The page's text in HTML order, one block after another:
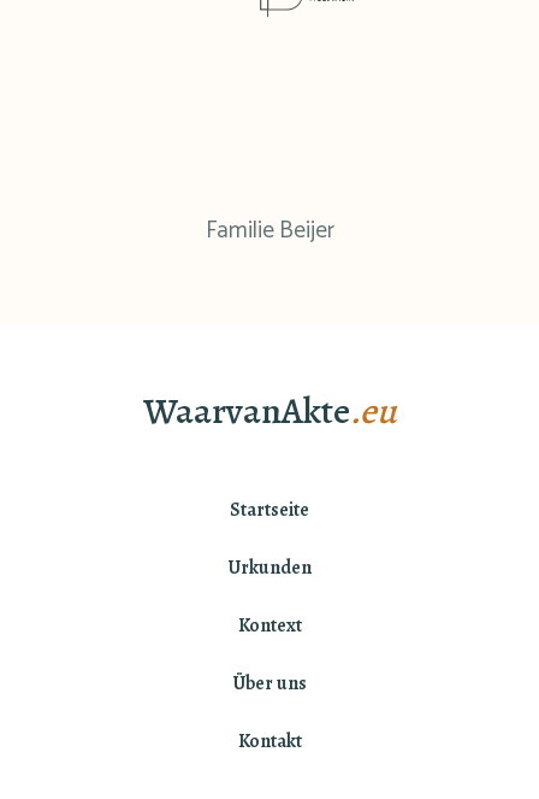
Familie Beijer
WaarvanAkte.eu
Startseite
Urkunden
Kontext
Über uns
Kontakt